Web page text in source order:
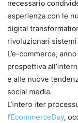
necessario
esperienza con le
digital
rivoluzionari
L’e-commerce,
prospettiva
e alle nuove
social media.
L’intero iter
l’EcommerceDay,